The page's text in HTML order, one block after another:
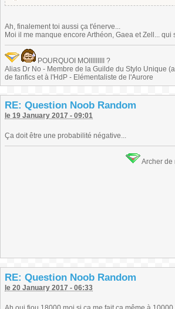
Ah, finalement toi aussi ça t'énerve...
Moi il me manque encore Arthéon, Gaea et Zell...
POURQUOI MOIIIIIIIII ?
Alias Dr No - Membre de la Guilde du Stylo Unique
de fanfics et à l'HdP - Elémentaliste de l'Aurore
RE: Question Noob Random
le 19 January 2017 - 09:01
Ça doit être une probabilité négative...
Archer de
RE: Question Noob Random
le 20 January 2017 - 06:33